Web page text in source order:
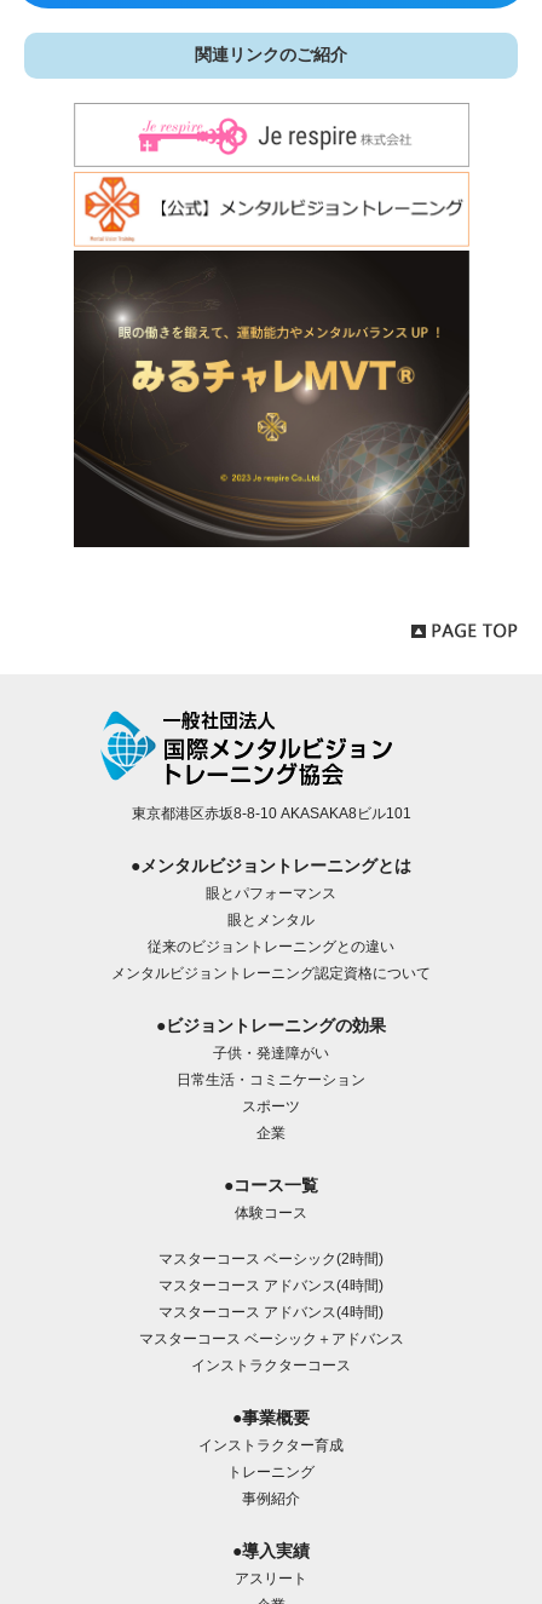
関連リンクのご紹介
東京都港区赤坂8-8-10 AKASAKA8ビル101
●メンタルビジョントレーニングとは
眼とパフォーマンス
眼とメンタル
従来のビジョントレーニングとの違い
メンタルビジョントレーニング認定資格について
●ビジョントレーニングの効果
子供・発達障がい
日常生活・コミニケーション
スポーツ
企業
●コース一覧
体験コース
マスターコース ベーシック(2時間)
マスターコース アドバンス(4時間)
マスターコース アドバンス(4時間)
マスターコース ベーシック＋アドバンス
インストラクターコース
●事業概要
インストラクター育成
トレーニング
事例紹介
●導入実績
アスリート